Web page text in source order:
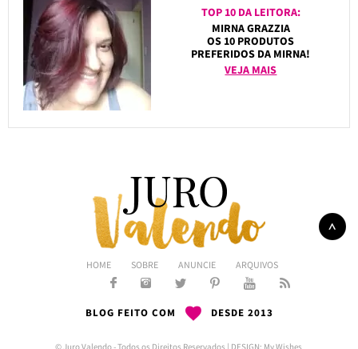
TOP 10 DA LEITORA:
MIRNA GRAZZIA
OS 10 PRODUTOS
PREFERIDOS DA MIRNA!
VEJA MAIS
HOME SOBRE ANUNCIE ARQUIVOS
BLOG FEITO COM DESDE 2013
© Juro Valendo - Todos os Direitos Reservados | DESIGN: My Wishes